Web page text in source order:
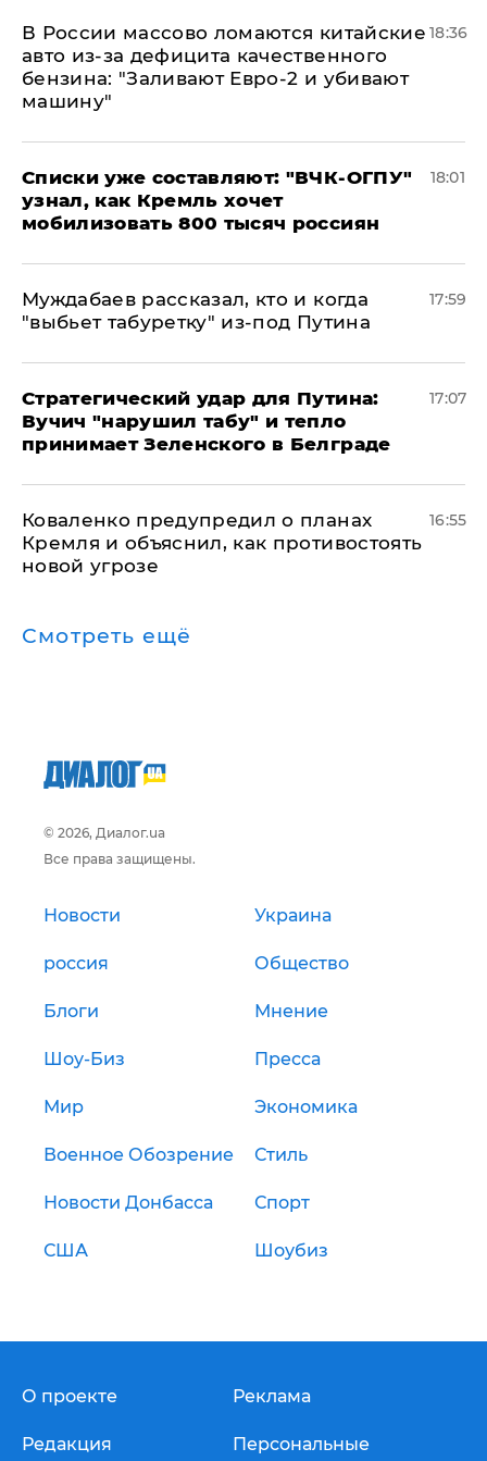
В России массово ломаются китайские
авто из-за дефицита качественного
бензина: "Заливают Евро-2 и убивают
машину"
18:36
Списки уже составляют: "ВЧК-ОГПУ"
узнал, как Кремль хочет
мобилизовать 800 тысяч россиян
18:01
Муждабаев рассказал, кто и когда
"выбьет табуретку" из-под Путина
17:59
Стратегический удар для Путина:
Вучич "нарушил табу" и тепло
принимает Зеленского в Белграде
17:07
Коваленко предупредил о планах
Кремля и объяснил, как противостоять
новой угрозе
16:55
Смотреть ещё
© 2026, Диалог.ua
Все права защищены.
Новости Украина
россия Общество
Блоги Мнение
Шоу-Биз Пресса
Мир Экономика
Военное Обозрение Стиль
Новости Донбасса Спорт
США Шоубиз
О проекте
Редакция
Реклама
Персональные